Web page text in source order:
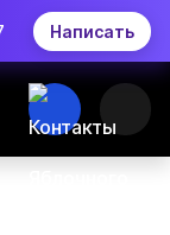
Написать